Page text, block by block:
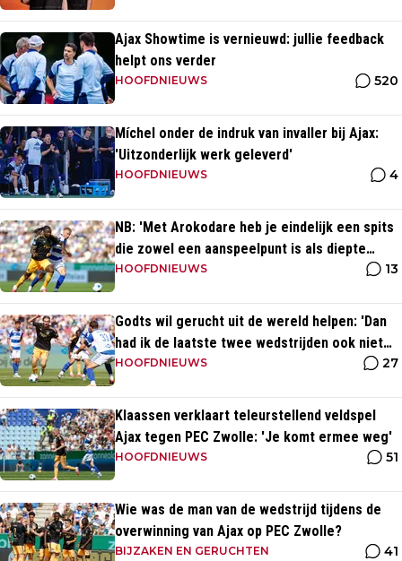
Ajax Showtime is vernieuwd: jullie feedback
helpt ons verder
HOOFDNIEUWS 520
Míchel onder de indruk van invaller bij Ajax:
'Uitzonderlijk werk geleverd'
HOOFDNIEUWS 4
NB: 'Met Arokodare heb je eindelijk een spits
die zowel een aanspeelpunt is als diepte
heeft'
HOOFDNIEUWS 13
Godts wil gerucht uit de wereld helpen: 'Dan
had ik de laatste twee wedstrijden ook niet
gespeeld'
HOOFDNIEUWS 27
Klaassen verklaart teleurstellend veldspel
Ajax tegen PEC Zwolle: 'Je komt ermee weg'
HOOFDNIEUWS 51
Wie was de man van de wedstrijd tijdens de
overwinning van Ajax op PEC Zwolle?
BIJZAKEN EN GERUCHTEN 41